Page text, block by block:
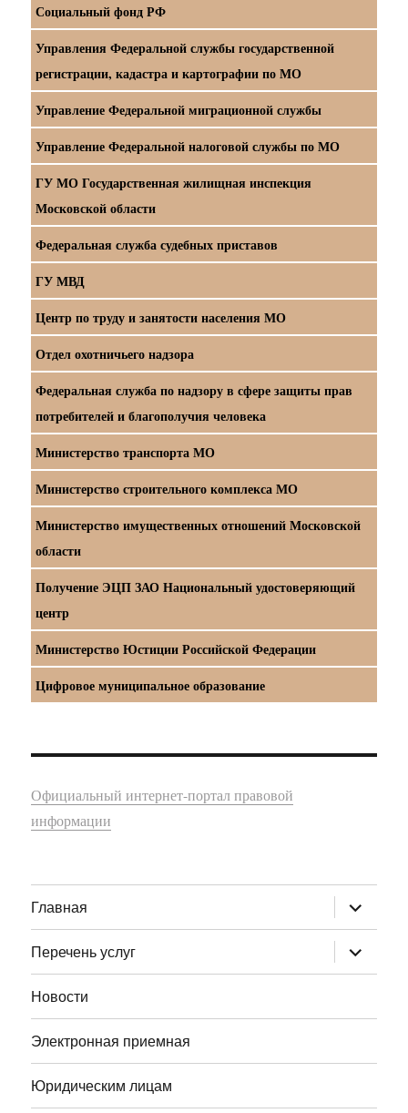
Социальный фонд РФ
Управления Федеральной службы государственной
регистрации, кадастра и картографии по МО
Управление Федеральной миграционной службы
Управление Федеральной налоговой службы по МО
ГУ МО Государственная жилищная инспекция
Московской области
Федеральная служба судебных приставов
ГУ МВД
Центр по труду и занятости населения МО
Отдел охотничьего надзора
Федеральная служба по надзору в сфере защиты прав
потребителей и благополучия человека
Министерство транспорта МО
Министерство строительного комплекса МО
Министерство имущественных отношений Московской
области
Получение ЭЦП ЗАО Национальный удостоверяющий
центр
Министерство Юстиции Российской Федерации
Цифровое муниципальное образование
Официальный интернет-портал правовой
информации
Главная раскрыть
дочернее
меню
Перечень услуг
раскрыть
дочернее
меню
Новости
Электронная приемная
Юридическим лицам